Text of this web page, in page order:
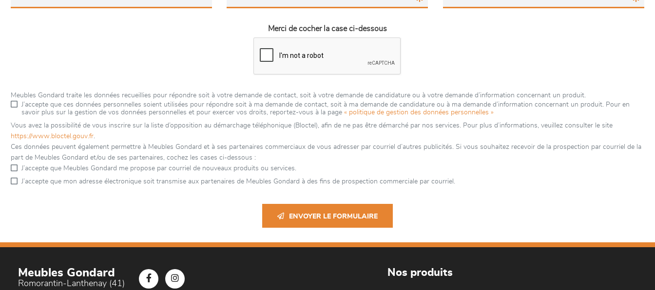
Merci de cocher la case ci-dessous
Meubles Gondard traite les données recueillies pour répondre soit à votre demande de contact, soit à votre demande de candidature ou à votre demande d’information concernant un produit.
J’accepte que ces données personnelles soient utilisées pour répondre soit à ma demande de contact, soit à ma demande de candidature ou à ma demande d’information concernant un produit. Pour en
savoir plus sur la gestion de vos données personnelles et pour exercer vos droits, reportez-vous à la page « politique de gestion des données personnelles »
Vous avez la possibilité de vous inscrire sur la liste d’opposition au démarchage téléphonique (Bloctel), afin de ne pas être démarché par nos services. Pour plus d’informations, veuillez consulter le site
https://www.bloctel.gouv.fr.
Ces données peuvent également permettre à Meubles Gondard et à ses partenaires commerciaux de vous adresser par courriel d’autres publicités. Si vous souhaitez recevoir de la prospection par courriel de la
part de Meubles Gondard et/ou de ses partenaires, cochez les cases ci-dessous :
J’accepte que Meubles Gondard me propose par courriel de nouveaux produits ou services.
J’accepte que mon adresse électronique soit transmise aux partenaires de Meubles Gondard à des fins de prospection commerciale par courriel.
ENVOYER LE FORMULAIRE
Meubles Gondard
Romorantin-Lanthenay (41)
Nos produits